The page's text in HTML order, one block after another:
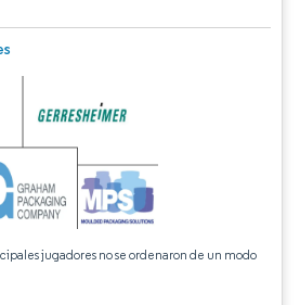
jugadores no se ordenaron de un modo